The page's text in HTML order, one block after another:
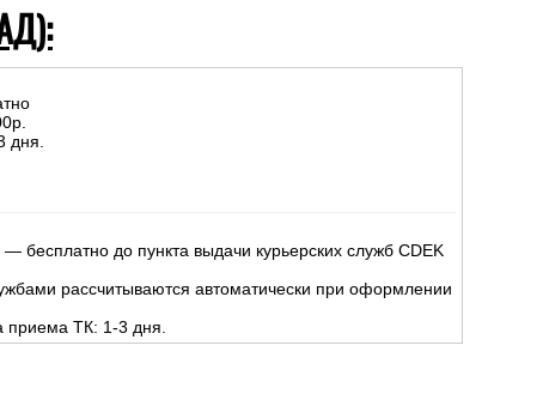
дня.
бесплатно до пункта выдачи курьерских служб CDEK
рассчитываются автоматически при оформлении
приема ТК: 1-3 дня.